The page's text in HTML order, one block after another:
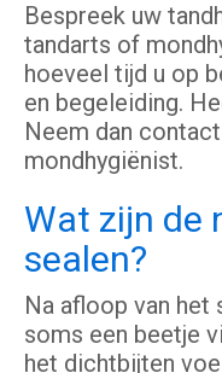
Bespreek uw
tandarts of
hoeveel tijd u op
en begeleiding.
Neem dan
mondhygiënist.
Wat zijn de
sealen?
Na afloop van het
soms een beetje
het dichtbijten